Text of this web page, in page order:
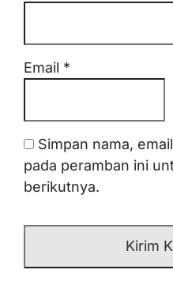
Email *
Simpan nama,
pada peramban ini
berikutnya.